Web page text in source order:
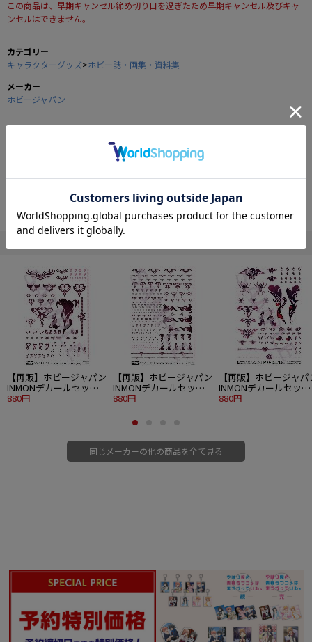
この商品は、早期キャンセル締め切り日を過ぎたため早期キャンセル及びキャ
ンセルはできません。
カテゴリー
キャラクターグッズ>ホビー誌・画集・資料集
メーカー
ホビージャパン
特別付録＆徹底フィーチャー。
『機動戦士ガンダムAGE UNKNOWN SOLDIERS』
・HGガンダムAGE-FX（バンダイ）
・MGガンダムAGE-2 ノーマル（バンダイ）
ほかにも付録を徹底フィーチャーする企画多数！
■特別付録：ガンダムAGE-1 レイザー改造ウェアパーツ
■第2特集：ダンボール戦機
・LBXブルド（バンダイ）
最新キットレビューも充実！
■HJ限定通販
・七つの大罪 レヴィアタン〜嫉妬の像（彩色済みPVC）
・はぐれ勇者の鬼畜美学 凰沢美兎 戦闘服Ver.（彩色済みPVC）
・太陽の牙ダグラム ダグラム武装強化型B（レジンキット）
【再販】ホビージャパン
INMONデカールセット
vol.1/1/4～1/7スケール
880円
【再販】ホビージャパン
INMONデカールセット
vol.1/1/8～1/12スケール
880円
【再販】ホビージャパ
INMONデカールセット
vol.2 1/4～1/7スケール
880円
同じメーカーの他の商品を全て見る